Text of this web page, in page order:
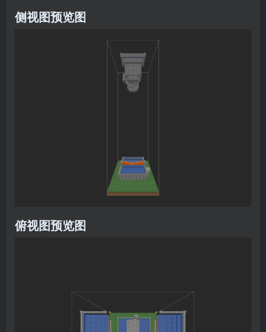
侧视图预览图
俯视图预览图